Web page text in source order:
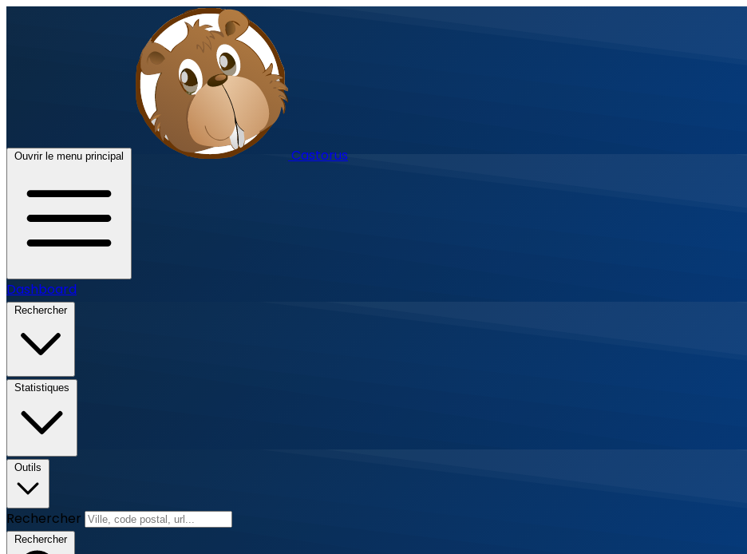
Ouvrir le menu principal Castorus
Dashboard
Rechercher
Statistiques
Outils
Rechercher
Rechercher